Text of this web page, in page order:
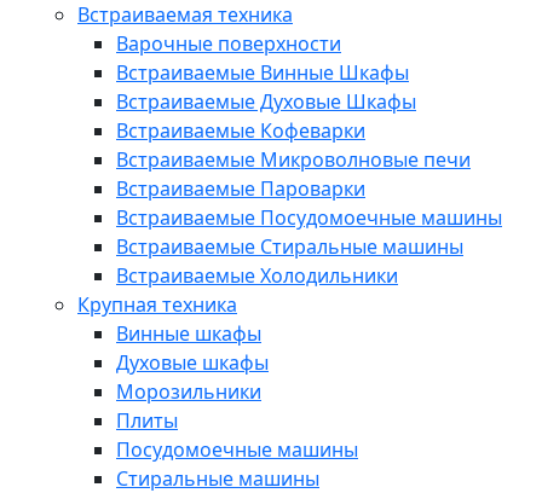
Встраиваемая техника
Варочные поверхности
Встраиваемые Винные Шкафы
Встраиваемые Духовые Шкафы
Встраиваемые Кофеварки
Встраиваемые Микроволновые печи
Встраиваемые Пароварки
Встраиваемые Посудомоечные машины
Встраиваемые Стиральные машины
Встраиваемые Холодильники
Крупная техника
Винные шкафы
Духовые шкафы
Морозильники
Плиты
Посудомоечные машины
Стиральные машины